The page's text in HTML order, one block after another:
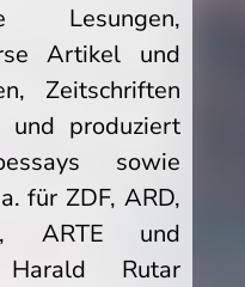
Lesungen,
Artikel und
Zeitschriften
und produziert
sowie
für ZDF, ARD,
ARTE und
Harald Rutar